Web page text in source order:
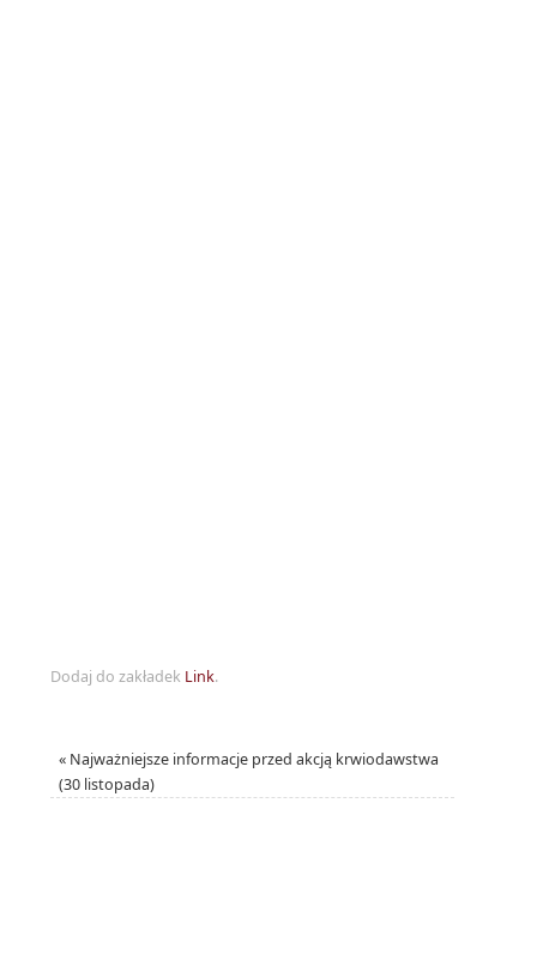
Dodaj do zakładek Link.
« Najważniejsze informacje przed akcją krwiodawstwa
(30 listopada)